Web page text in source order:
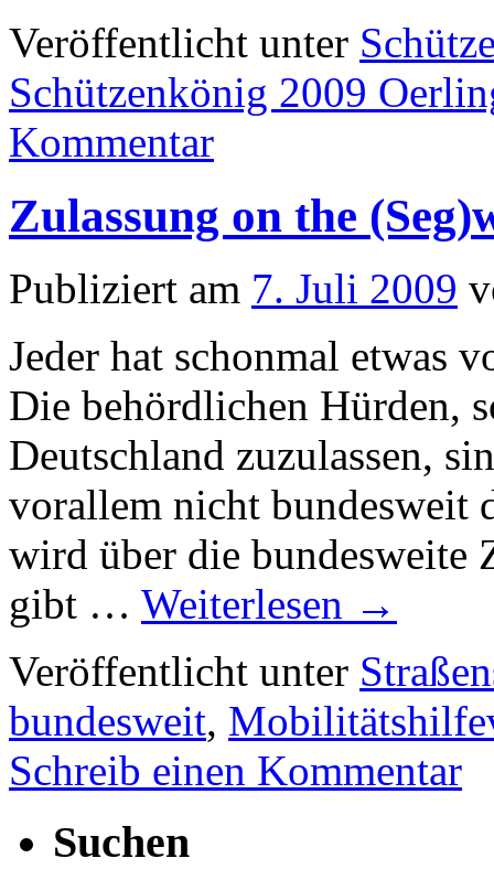
Veröffentlicht unter
Schützenkönig 2009
Kommentar
Zulassung on the
Publiziert am 7. Juli 2009
Jeder hat schonmal etwas
Die behördlichen Hürden,
Deutschland zuzulassen,
vorallem nicht bundesweit
wird über die
gibt … Weiterlesen →
Veröffentlicht unter
bundesweit,
Schreib einen Kommentar
Suchen